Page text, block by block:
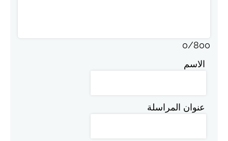
0/800
الاسم
عنوان المراسلة